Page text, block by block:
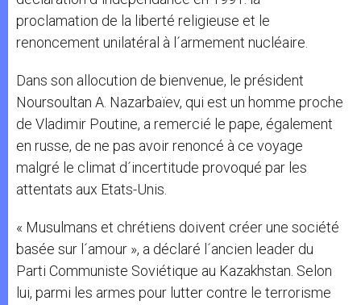
proclamation de la liberté religieuse et le
renoncement unilatéral à l´armement nucléaire.
Dans son allocution de bienvenue, le président
Noursoultan A. Nazarbaïev, qui est un homme proche
de Vladimir Poutine, a remercié le pape, également
en russe, de ne pas avoir renoncé à ce voyage
malgré le climat d´incertitude provoqué par les
attentats aux Etats-Unis.
« Musulmans et chrétiens doivent créer une société
basée sur l´amour », a déclaré l´ancien leader du
Parti Communiste Soviétique au Kazakhstan. Selon
lui, parmi les armes pour lutter contre le terrorisme